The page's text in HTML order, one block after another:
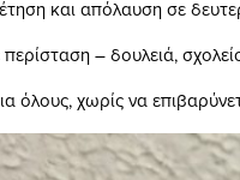
και απόλαυση σε
– δουλειά,
όλους, χωρίς να